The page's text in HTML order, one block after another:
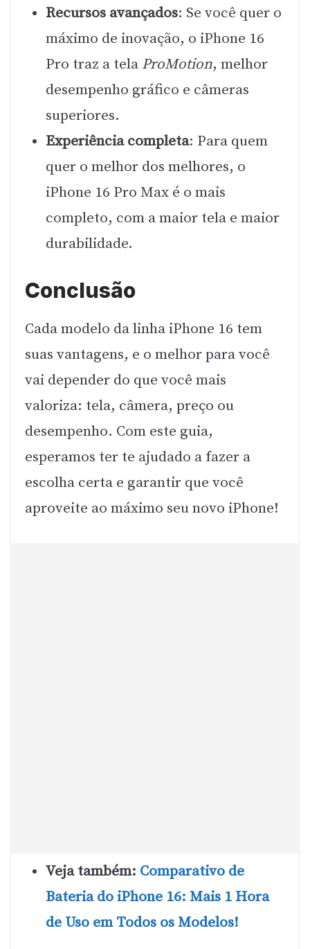
Recursos avançados: Se você quer o
máximo de inovação, o iPhone 16
Pro traz a tela ProMotion, melhor
desempenho gráfico e câmeras
superiores.
Experiência completa: Para quem
quer o melhor dos melhores, o
iPhone 16 Pro Max é o mais
completo, com a maior tela e maior
durabilidade.
Conclusão
Cada modelo da linha iPhone 16 tem
suas vantagens, e o melhor para você
vai depender do que você mais
valoriza: tela, câmera, preço ou
desempenho. Com este guia,
esperamos ter te ajudado a fazer a
escolha certa e garantir que você
aproveite ao máximo seu novo iPhone!
Veja também: Comparativo de
Bateria do iPhone 16: Mais 1 Hora
de Uso em Todos os Modelos!